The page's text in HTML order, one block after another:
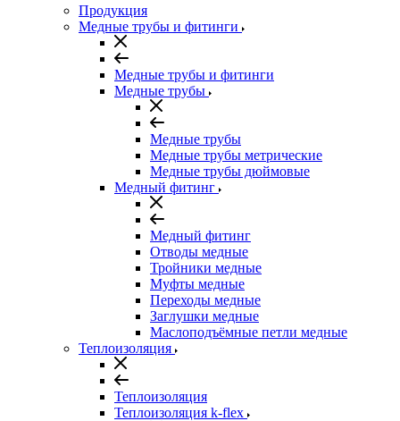
Продукция
Медные трубы и фитинги
Медные трубы и фитинги
Медные трубы
Медные трубы
Медные трубы метрические
Медные трубы дюймовые
Медный фитинг
Медный фитинг
Отводы медные
Тройники медные
Муфты медные
Переходы медные
Заглушки медные
Маслоподъёмные петли медные
Теплоизоляция
Теплоизоляция
Теплоизоляция k-flex